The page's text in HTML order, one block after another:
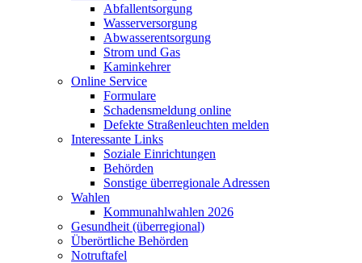
Abfallentsorgung
Wasserversorgung
Abwasserentsorgung
Strom und Gas
Kaminkehrer
Online Service
Formulare
Schadensmeldung online
Defekte Straßenleuchten melden
Interessante Links
Soziale Einrichtungen
Behörden
Sonstige überregionale Adressen
Wahlen
Kommunahlwahlen 2026
Gesundheit (überregional)
Überörtliche Behörden
Notruftafel